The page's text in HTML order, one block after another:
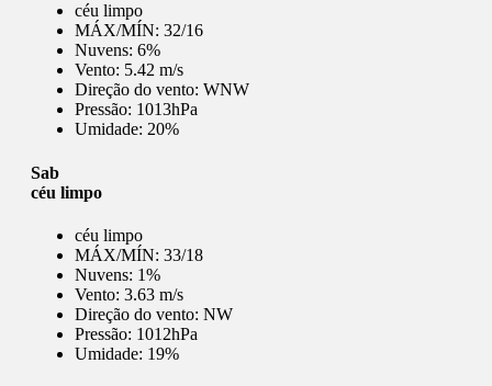
céu limpo
MÁX/MÍN: 32/16
Nuvens: 6%
Vento: 5.42 m/s
Direção do vento: WNW
Pressão: 1013hPa
Umidade: 20%
Sab
céu limpo
céu limpo
MÁX/MÍN: 33/18
Nuvens: 1%
Vento: 3.63 m/s
Direção do vento: NW
Pressão: 1012hPa
Umidade: 19%